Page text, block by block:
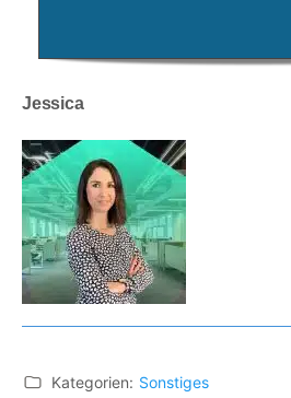
Jessica
Kategorien: Sonstiges